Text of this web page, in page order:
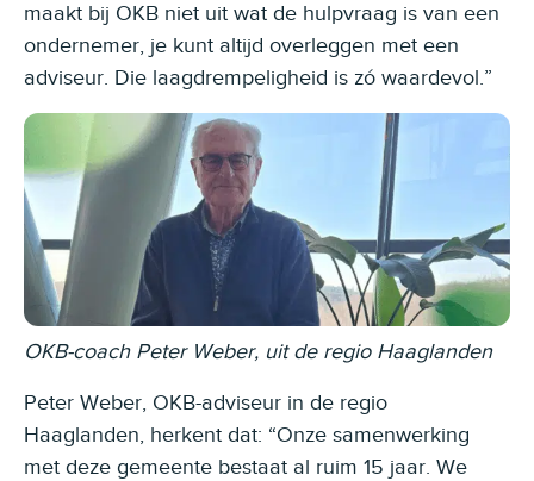
maakt bij OKB niet uit wat de hulpvraag is van een
ondernemer, je kunt altijd overleggen met een
adviseur. Die laagdrempeligheid is zó waardevol.”
OKB-coach Peter Weber, uit de regio Haaglanden
Peter Weber, OKB-adviseur in de regio
Haaglanden, herkent dat: “Onze samenwerking
met deze gemeente bestaat al ruim 15 jaar. We